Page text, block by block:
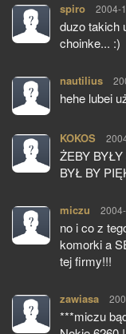
spiro pisze:
2004-
duzo takich
choinke... :)
nautilius
hehe lubei
KOKOS
ŻEBY
BYŁ BY
miczu pisze:
no i co z
komorki a
tej firmy!!!
zawiasa
***miczu